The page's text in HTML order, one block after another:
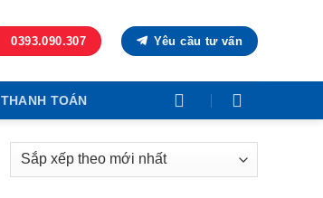
0393.090.307 Yêu cầu tư vấn
THANH TOÁN